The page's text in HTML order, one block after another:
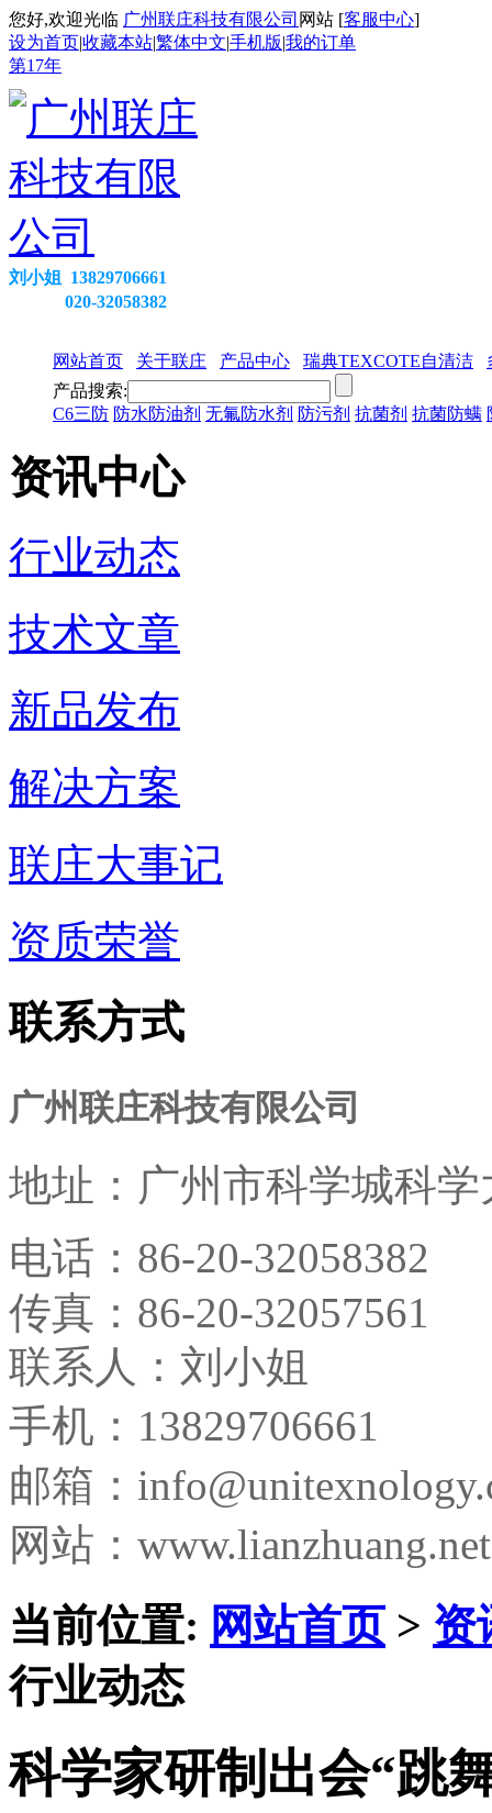
您好,欢迎光临 广州联庄科技有限公司 网站 [客服中心]
设为首页|收藏本站|繁体中文|手机版|我的订单
第17年
刘小姐 13829706661
020-32058382
网站首页 关于联庄 产品中心 瑞典TEXCOTE自清洁
产品搜索:
C6三防 防水防油剂 无氟防水剂 防污剂 抗菌剂 抗菌防螨
资讯中心
行业动态
技术文章
新品发布
解决方案
联庄大事记
资质荣誉
联系方式
广州联庄科技有限公司
地址： 广州市科学城科
电话： 86-20-32058382
传真： 86-20-32057561
联系人：刘小姐
手机：13829706661
邮箱：
网站：www.lianzhuang.net
当前位置: 网站首页> 资
行业动态
科学家研制出会“跳